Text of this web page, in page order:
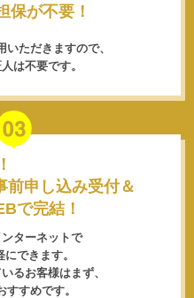
保が不要！
ただきますので、
は不要です。
前申し込み受付＆
で完結！
ターネットで
できます。
るお客様はまず、
すめです。